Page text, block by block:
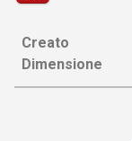
Creato
Dimensione